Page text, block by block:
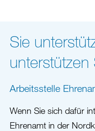
Sie
unterstützen
Arbeitsstelle
Wenn Sie sich dafür
Ehrenamt in der